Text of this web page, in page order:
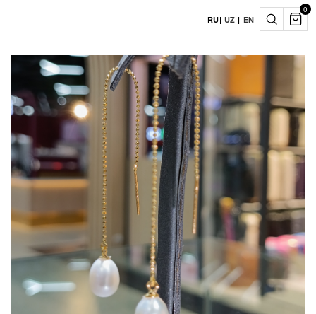
RU| UZ | EN
0